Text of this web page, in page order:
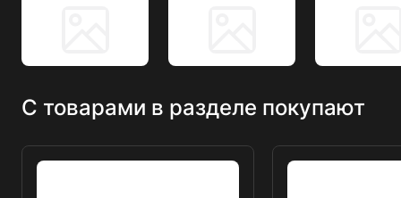
С товарами в разделе покупают